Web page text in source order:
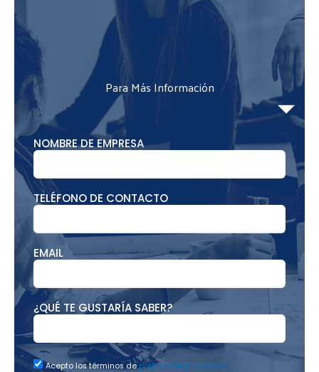
Para Más Información
NOMBRE DE EMPRESA
TELÉFONO DE CONTACTO
EMAIL
¿QUÉ TE GUSTARÍA SABER?
Acepto los términos depolítica de privacidad.